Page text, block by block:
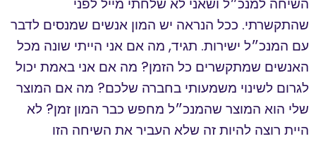
השיחה למנכ״ל ושאני לא שלחתי מייל לפני
שהתקשרתי. ככל הנראה יש המון אנשים שמנסים לדבר
עם המנכ״ל ישירות. תגיד, מה אם אני הייתי שונה מכל
האנשים שמתקשרים כל הזמן? מה אם אני באמת יכול
לגרום לשינוי משמעותי בחברה שלכם? מה אם המוצר
שלי הוא המוצר שהמנכ״ל מחפש כבר המון זמן? לא
היית רוצה להיות זה שלא העביר את השיחה הזו